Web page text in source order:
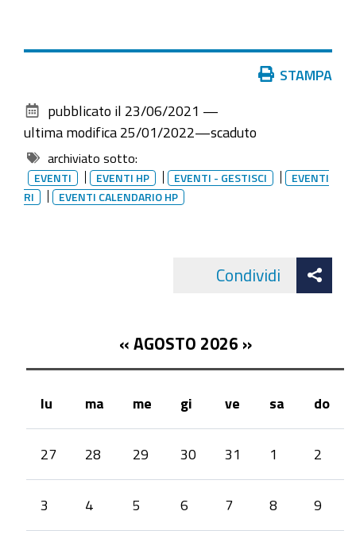
a
a
sostituire
Fedra
documento
STAMPA
pubblicato il 23/06/2021 —
ultima modifica 25/01/2022—scaduto
archiviato sotto:
EVENTI EVENTI HP EVENTI - GESTISCI
EVENTI
RI
EVENTI CALENDARIO HP
Condividi
« AGOSTO 2026 »
lu ma me gi ve sa do
27 28 29 30 31 1 2
3 4 5 6 7 8 9